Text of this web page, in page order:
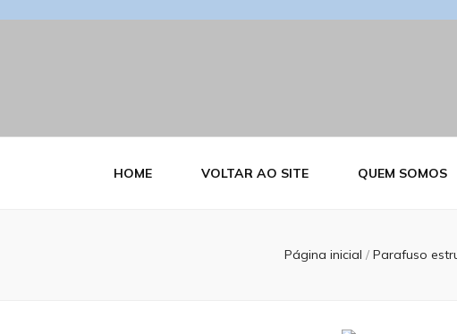
HOME VOLTAR AO SITE QUEM SOMOS
Página inicial / Parafuso